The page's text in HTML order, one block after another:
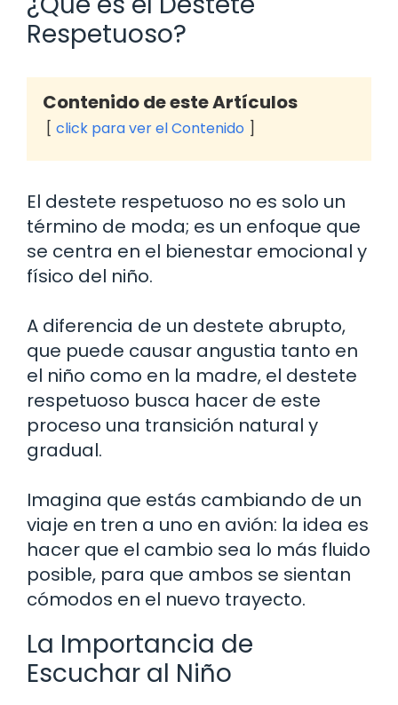
Respetuoso?
Contenido de este Artículos
click para ver el Contenido
El destete respetuoso no es solo un
término de moda; es un enfoque que
se centra en el bienestar emocional y
físico del niño.
A diferencia de un destete abrupto,
que puede causar angustia tanto en
el niño como en la madre, el destete
respetuoso busca hacer de este
proceso una transición natural y
gradual.
Imagina que estás cambiando de un
viaje en tren a uno en avión: la idea es
hacer que el cambio sea lo más fluido
posible, para que ambos se sientan
cómodos en el nuevo trayecto.
La Importancia de
Escuchar al Niño